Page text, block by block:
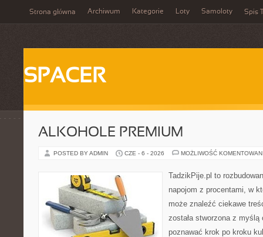
Strona główna Archiwum Kategorie Loty Samoloty Spis
SPACER
ALKOHOLE PREMIUM
POSTED BY ADMIN CZE - 6 - 2026 MOŻLIWOŚĆ
TadzikPije.pl to
napojom z procentami, w
może znaleźć ciekawe
została stworzona z
poznawać krok po kroku